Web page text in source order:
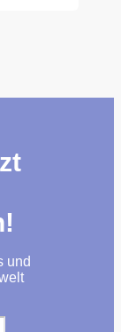
und